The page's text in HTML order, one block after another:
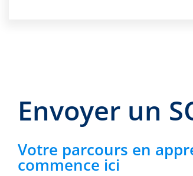
Envoyer un
Votre parcours en
commence ici